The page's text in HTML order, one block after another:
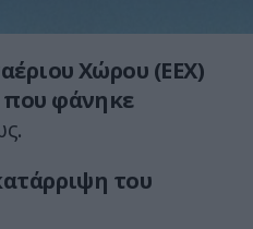
Χώρου (ΕΕΧ)
που φάνηκε
του